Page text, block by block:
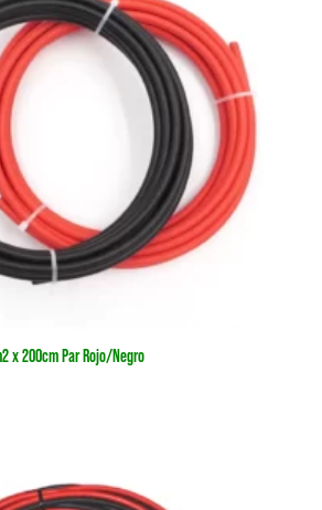
x 200cm Par Rojo/Negro